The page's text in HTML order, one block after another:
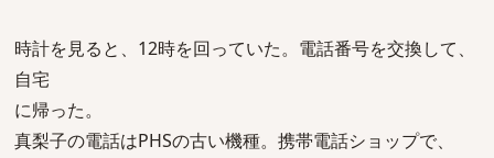
時計を見ると、12時を回っていた。電話番号を交換して、
自宅
に帰った。
真梨子の電話はPHSの古い機種。携帯電話ショップで、